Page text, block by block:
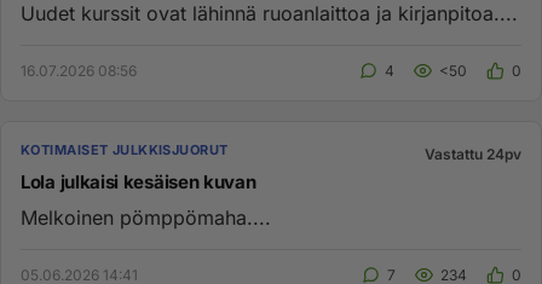
Uudet kurssit ovat lähinnä ruoanlaittoa ja kirjanpitoa....
16.07.2026 08:56 4 <50 0
KOTIMAISET JULKKISJUORUT Vastattu 24pv
Lola julkaisi kesäisen kuvan
Melkoinen pömppömaha....
05.06.2026 14:41 7 234 0